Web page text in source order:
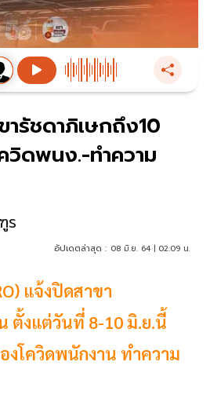
ารัชดาภิเษกถึง10
วิดพนง.-ทำความ
ร
อัปเดตล่าสุด : 08 มิ.ย. 64 | 02:09 น.
แจ้งปิดสาขา
ตั้งแต่วันที่ 8-10 มิ.ย.นี้
งโควิดพนักงาน ทำความ